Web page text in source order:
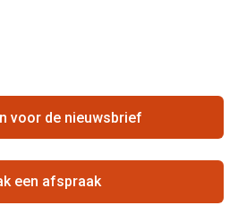
voor de nieuwsbrief
een afspraak